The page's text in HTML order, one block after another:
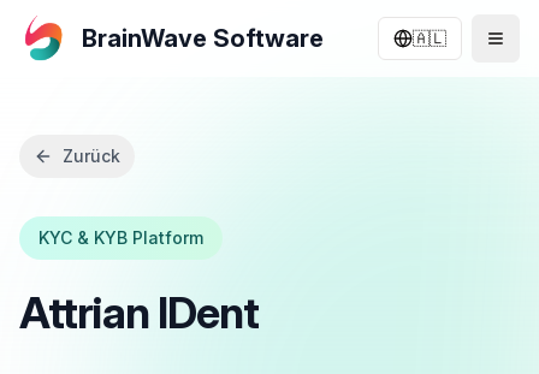
BrainWave Software 🇦🇱
Zurück
KYC & KYB Platform
Attrian IDent